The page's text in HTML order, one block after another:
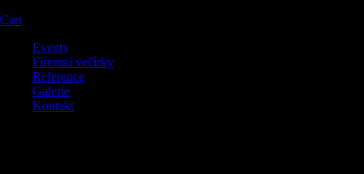
Cart
Eventy
Firemní večírky
Reference
Galerie
Kontakt